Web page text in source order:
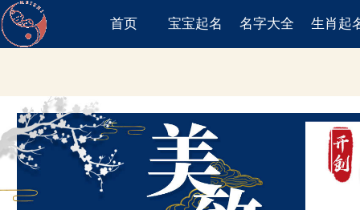
首页 宝宝起名 名字大全 生肖起